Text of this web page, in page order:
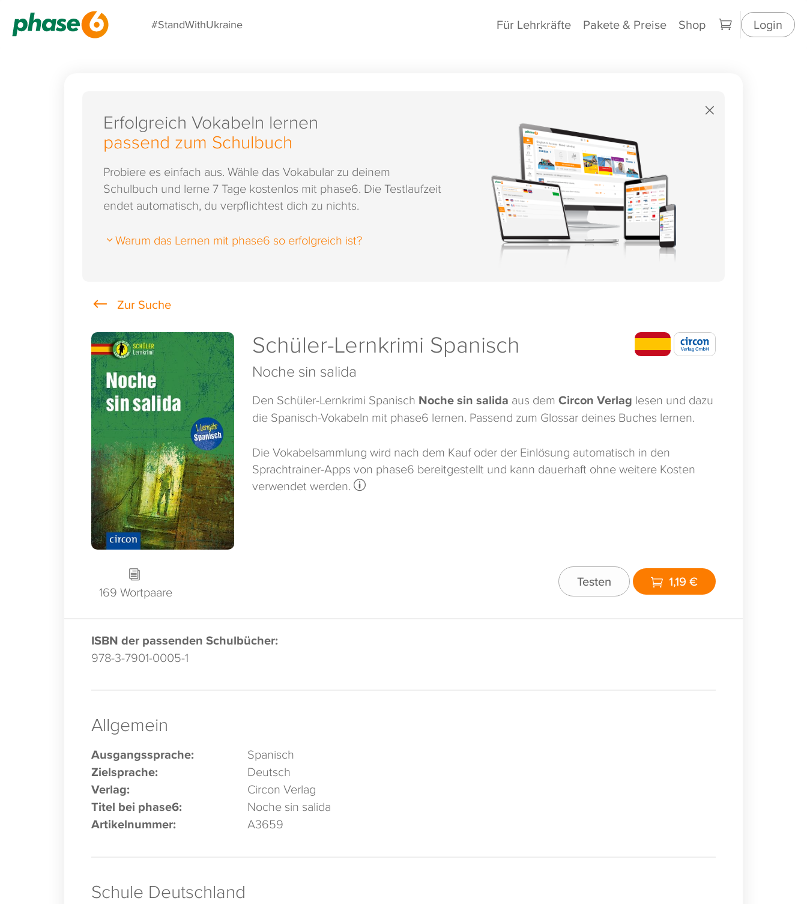
#StandWithUkraine Für Lehrkräfte Pakete & Preise Shop Login
×
Erfolgreich Vokabeln lernen
passend zum Schulbuch
Probiere es einfach aus. Wähle das Vokabular zu deinem
Schulbuch und lerne 7 Tage kostenlos mit phase6. Die Testlaufzeit
endet automatisch, du verpflichtest dich zu nichts.
Warum das Lernen mit phase6 so erfolgreich ist?
Schüler-Lernkrimi Spanisch
Noche sin salida
Den Schüler-Lernkrimi Spanisch Noche sin salida aus dem Circon Verlag lesen und dazu
die Spanisch-Vokabeln mit phase6 lernen. Passend zum Glossar deines Buches lernen.
Die Vokabelsammlung wird nach dem Kauf oder der Einlösung automatisch in den
Sprachtrainer-Apps von phase6 bereitgestellt und kann dauerhaft ohne weitere Kosten
verwendet werden.
169 Wortpaare
Testen 1,19 €
ISBN der passenden Schulbücher:
978-3-7901-0005-1
Allgemein
Ausgangssprache: Spanisch
Zielsprache: Deutsch
Verlag: Circon Verlag
Titel bei phase6: Noche sin salida
Artikelnummer: A3659
Schule Deutschland